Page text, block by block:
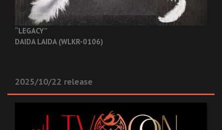
“LEGACY”
DAIDA LAIDA (WLKR-0106)
2025/10/22 release